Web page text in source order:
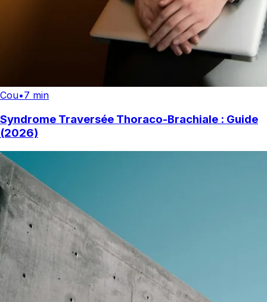
Cou•7 min
Syndrome Traversée Thoraco-Brachiale : Guide
(2026)